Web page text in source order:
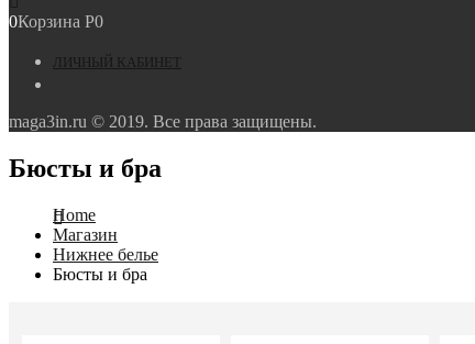
0Корзина Р0
ЛИЧНЫЙ КАБИНЕТ
maga3in.ru © 2019. Все права защищены.
Бюсты и бра
Home
Магазин
Нижнее белье
Бюсты и бра